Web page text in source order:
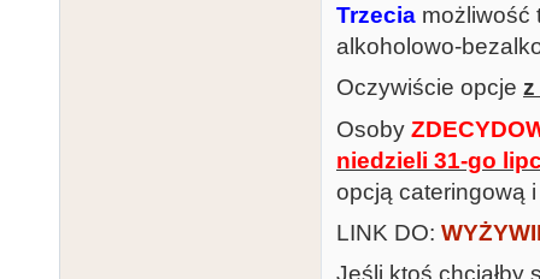
Trzecia możliwość
alkoholowo-
Oczywiście opcje z
Osoby
niedzieli 31-go
opcją cateringową
LINK DO: